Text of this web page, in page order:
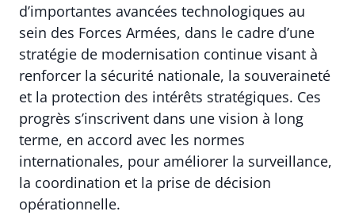
d’importantes avancées technologiques au
sein des Forces Armées, dans le cadre d’une
stratégie de modernisation continue visant à
renforcer la sécurité nationale, la souveraineté
et la protection des intérêts stratégiques. Ces
progrès s’inscrivent dans une vision à long
terme, en accord avec les normes
internationales, pour améliorer la surveillance,
la coordination et la prise de décision
opérationnelle.